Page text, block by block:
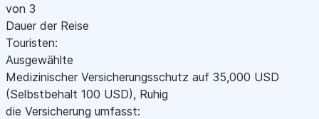
von 3
Dauer der Reise
Touristen:
Ausgewählte
Medizinischer Versicherungsschutz auf 35,000 USD
(Selbstbehalt 100 USD), Ruhig
die Versicherung umfasst: